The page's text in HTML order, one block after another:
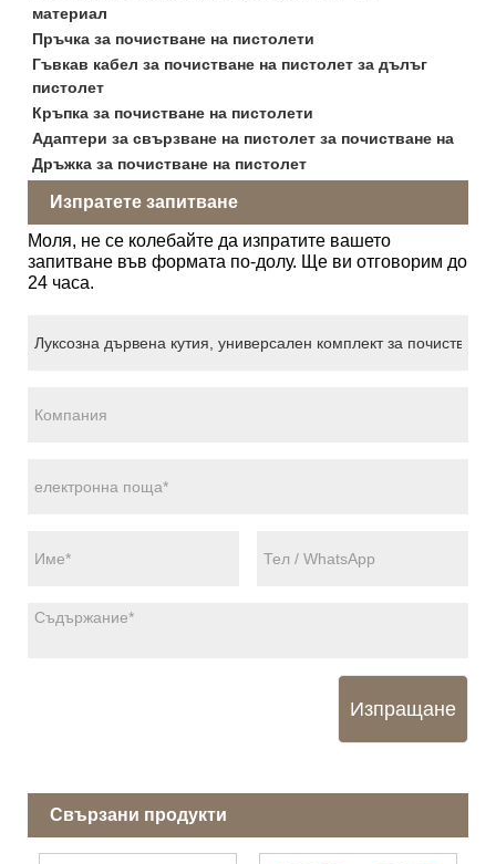
материал
Пръчка за почистване на пистолети
Гъвкав кабел за почистване на пистолет за дълъг
пистолет
Кръпка за почистване на пистолети
Адаптери за свързване на пистолет за почистване на
Дръжка за почистване на пистолет
Изпратете запитване
Моля, не се колебайте да изпратите вашето
запитване във формата по-долу. Ще ви отговорим до
24 часа.
Изпращане
Свързани продукти